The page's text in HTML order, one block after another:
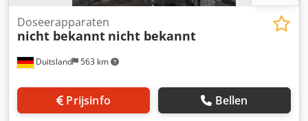
Duitsland 563 km
Doseerapparaten
nicht bekannt nicht bekannt
Prijsinfo Bellen